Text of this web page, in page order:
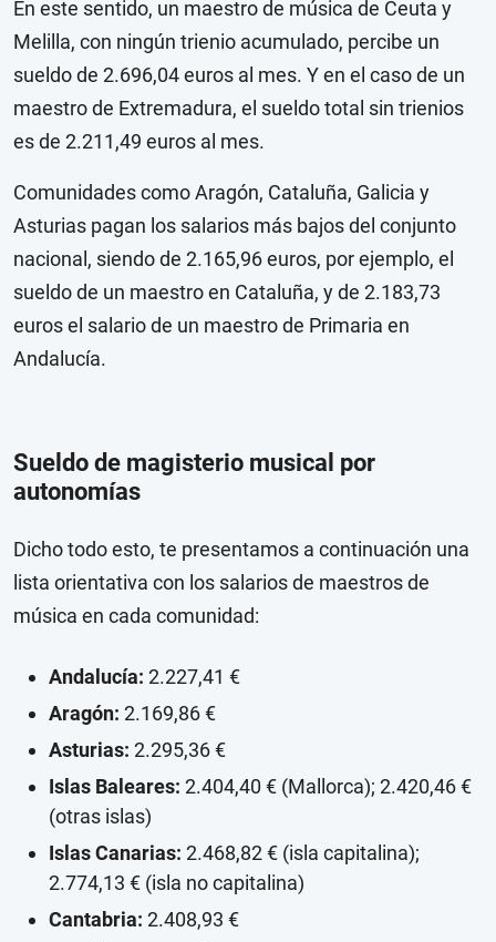
En este sentido, un maestro de música de Ceuta y
Melilla, con ningún trienio acumulado, percibe un
sueldo de 2.696,04 euros al mes. Y en el caso de un
maestro de Extremadura, el sueldo total sin trienios
es de 2.211,49 euros al mes.
Comunidades como Aragón, Cataluña, Galicia y
Asturias pagan los salarios más bajos del conjunto
nacional, siendo de 2.165,96 euros, por ejemplo, el
sueldo de un maestro en Cataluña, y de 2.183,73
euros el salario de un maestro de Primaria en
Andalucía.
Sueldo de magisterio musical por
autonomías
Dicho todo esto, te presentamos a continuación una
lista orientativa con los salarios de maestros de
música en cada comunidad:
Andalucía: 2.227,41 €
Aragón: 2.169,86 €
Asturias: 2.295,36 €
Islas Baleares: 2.404,40 € (Mallorca); 2.420,46 €
(otras islas)
Islas Canarias: 2.468,82 € (isla capitalina);
2.774,13 € (isla no capitalina)
Cantabria: 2.408,93 €